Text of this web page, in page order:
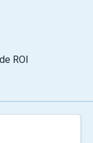
ROI